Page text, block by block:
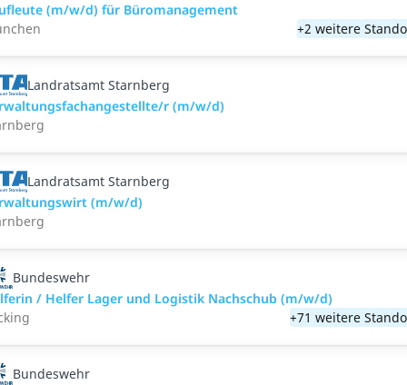
(m/w/d) für Büromanagement
+2 weitere
Landratsamt Starnberg
r (m/w/d)
Landratsamt Starnberg
(m/w/d)
Bundeswehr
/ Helfer Lager und Logistik Nachschub (m/w/d)
+71 weitere
Bundeswehr